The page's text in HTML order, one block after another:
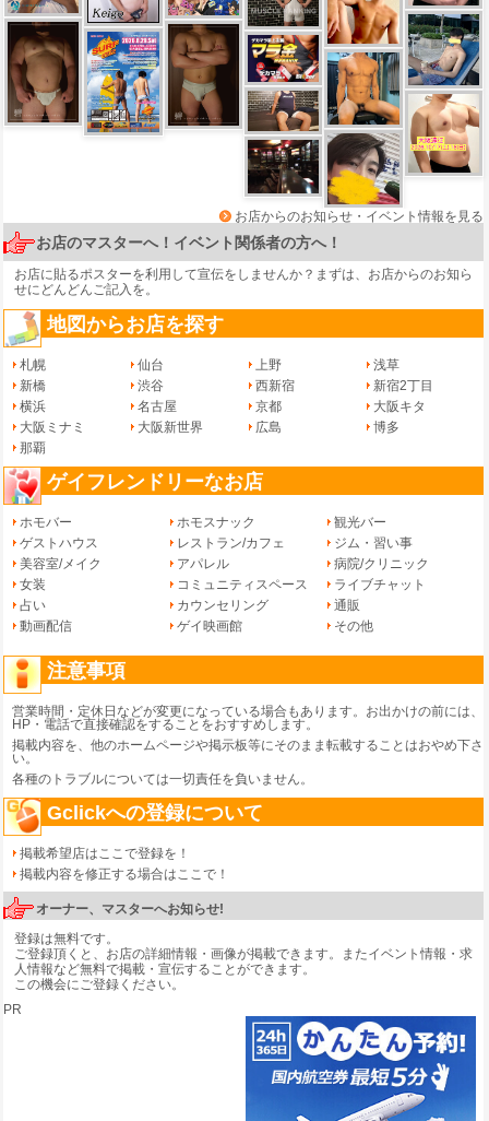
お店からのお知らせ・イベント情報を見る
お店のマスターへ！イベント関係者の方へ！
お店に貼るポスターを利用して宣伝をしませんか？まずは、 お店からのお知ら
せにどんどんご記入を。
地図からお店を探す
札幌 仙台 上野
浅草
新橋
渋谷 西新宿
新宿2丁目
横浜
名古屋 京都
大阪キタ
大阪ミナミ
大阪新世界 広島
博多
那覇
ゲイフレンドリーなお店
ホモバー ホモスナック
観光バー
ゲストハウス
レストラン/カフェ
ジム・習い事
美容室/メイク
アパレル
病院/クリニック
女装
コミュニティスペース
ライブチャット
占い
カウンセリング
通販
動画配信
ゲイ映画館 その他
注意事項
営業時間・定休日などが変更になっている場合もあります。お出かけの前には、
HP・電話で直接確認をすることをおすすめします。
掲載内容を、他のホームページや掲示板等にそのまま転載することはおやめ下さ
い。
各種のトラブルについては一切責任を負いません。
Gclickへの登録について
掲載希望店はここで登録を！
掲載内容を修正する場合はここで！
オーナー、マスターへお知らせ!
登録は無料です。
ご登録頂くと、お店の詳細情報・画像が掲載できます。またイベント情報・求
人情報など無料で掲載・宣伝することができます。
この機会にご登録ください。
PR